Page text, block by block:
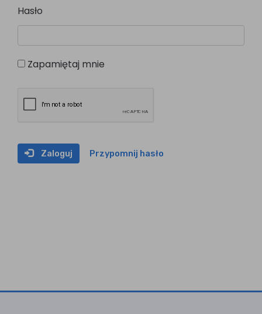
Hasło
Zapamiętaj mnie
Zaloguj Przypomnij hasło